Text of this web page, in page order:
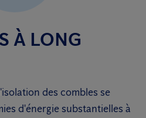
À LONG
des combles se
d'énergie substantielles à